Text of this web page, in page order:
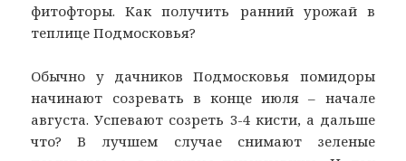
фитофторы. Как получить ранний урожай в
теплице Подмосковья?
Обычно у дачников Подмосковья помидоры
начинают созревать в конце июля – начале
августа. Успевают созреть 3-4 кисти, а дальше
что? В лучшем случае снимают зеленые